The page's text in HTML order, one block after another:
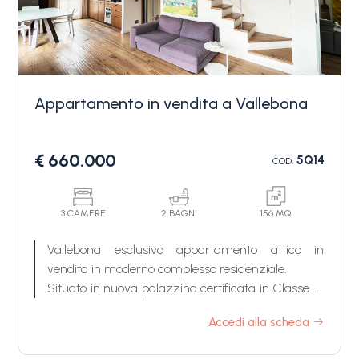
Appartamento in vendita a Vallebona
€ 660.000 COD.5Q14
3 CAMERE 2 BAGNI 156 MQ
Vallebona esclusivo appartamento attico in
vendita in moderno complesso residenziale.
Situato in nuova palazzina certificata in Classe A,
splendido appartamento di recente costruzione
Accedi alla scheda
minime
Qualsiasi